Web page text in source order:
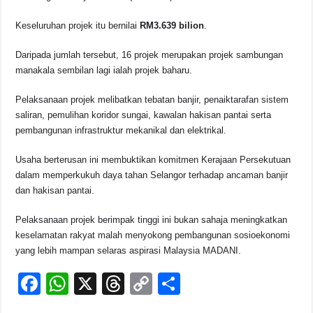
Keseluruhan projek itu bernilai RM3.639 bilion
Daripada jumlah tersebut, 16 projek merupakan projek sambungan
manakala sembilan lagi ialah projek baharu.
Pelaksanaan projek melibatkan tebatan banjir, penaiktarafan sistem
saliran, pemulihan koridor sungai, kawalan hakisan pantai serta
pembangunan infrastruktur mekanikal dan elektrikal.
Usaha berterusan ini membuktikan komitmen Kerajaan Persekutuan
dalam memperkukuh daya tahan Selangor terhadap ancaman banjir
dan hakisan pantai.
Pelaksanaan projek berimpak tinggi ini bukan sahaja meningkatkan
keselamatan rakyat malah menyokong pembangunan sosioekonomi
yang lebih mampan selaras aspirasi Malaysia MADANI.
F
W
X
T
C